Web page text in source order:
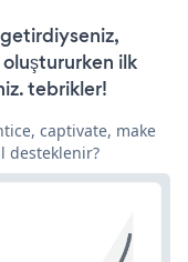
oluştururken ilk
tebrikler!
captivate, make
desteklenir?